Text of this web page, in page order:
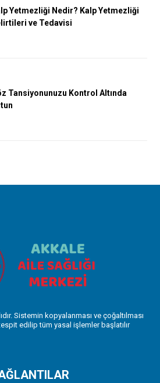
Yetmezliği Nedir? Kalp Yetmezliği
ve Tedavisi
Tansiyonunuzu Kontrol Altında
Sistemin kopyalanması ve çoğaltılması
edilip tüm yasal işlemler başlatılır